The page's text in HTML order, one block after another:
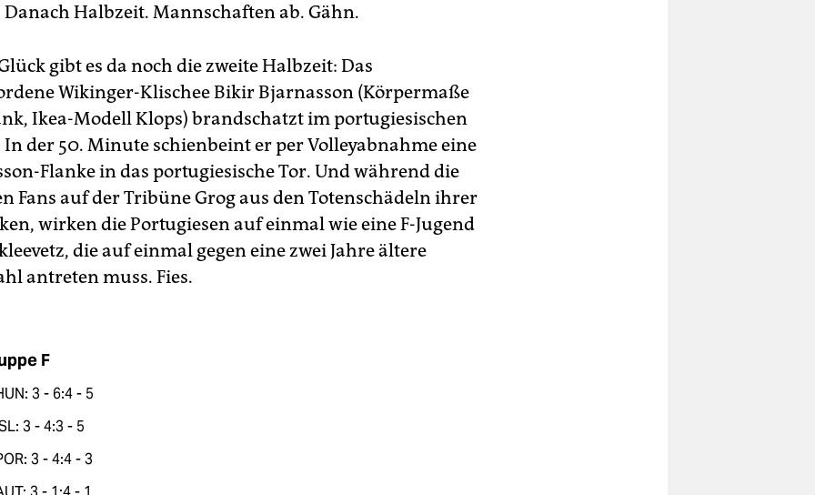
Danach Halbzeit. Mannschaften ab. Gähn.
gibt es da noch die zweite Halbzeit: Das
Wikinger-Klischee Bikir Bjarnasson (Körpermaße
Ikea-Modell Klops) brandschatzt im portugiesischen
der 50. Minute schienbeint er per Volleyabnahme eine
Flanke in das portugiesische Tor. Und während die
Fans auf der Tribüne Grog aus den Totenschädeln ihrer
wirken die Portugiesen auf einmal wie eine F-Jugend
die auf einmal gegen eine zwei Jahre ältere
antreten muss. Fies.
F
3 - 6:4 - 5
3 - 4:3 - 5
3 - 4:4 - 3